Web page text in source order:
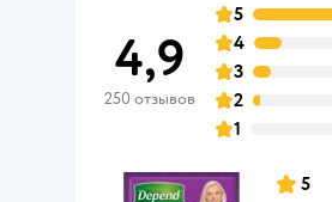
4,9
250 отзывов
5
4
3
2
1
5